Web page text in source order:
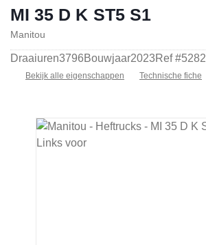
MI 35 D K ST5 S1
Manitou
Draaiuren3796Bouwjaar2023Ref #5282
Bekijk alle eigenschappen Technische fiche
Afbeeldingengalerij overslaan